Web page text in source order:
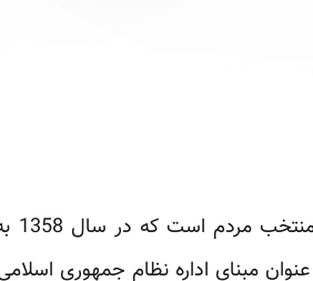
مبنای اداره نظام جمهوری